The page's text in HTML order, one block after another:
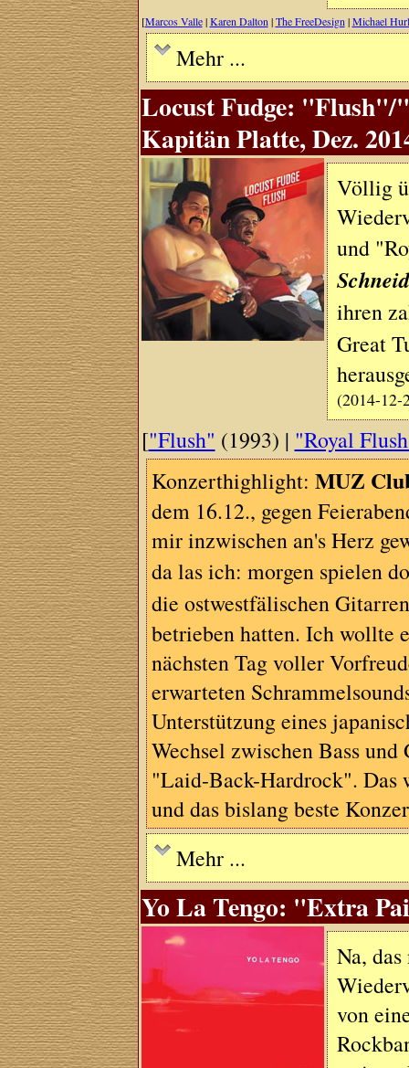
[Marcos Valle|Karen Dalton |The FreeDesign |Michael
Mehr ...
Locust Fudge: "Flush"/
Kapitän Platte, Dez.
Völlig
und
ihren
Great
(2014-12-
["Flush" (1993) | "Royal
Konzerthighlight: MUZ
dem 16.12., gegen
mir inzwischen an's Herz
da las ich: morgen spielen
die ostwestfälischen
betrieben hatten. Ich wollte
nächsten Tag voller
erwarteten
Unterstützung eines
Wechsel zwischen Bass
"Laid-Back-Hardrock". Das
und das bislang beste
Mehr ...
Yo La Tengo: "Extra
Na,
von